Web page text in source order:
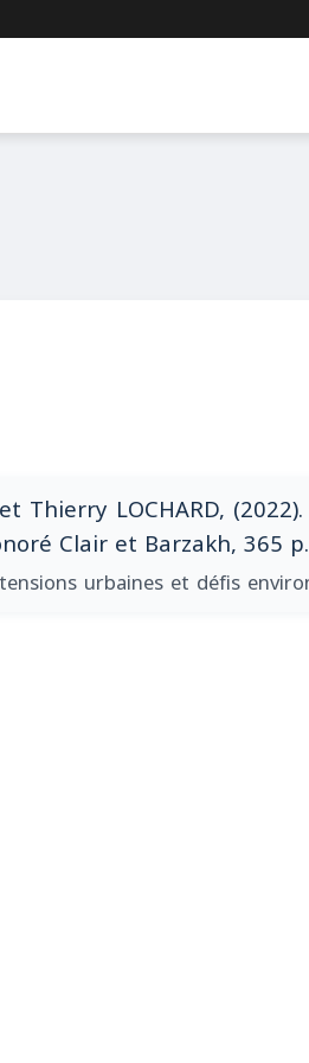
Thierry LOCHARD,
Clair et Barzakh, 365 p.
urbaines et défis